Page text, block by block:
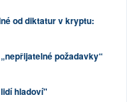
od diktatur v kryptu:
požadavky“
hladoví"